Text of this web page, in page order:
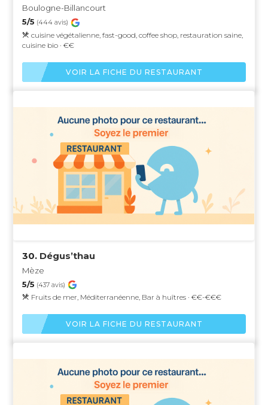
Boulogne-Billancourt
5/5 (444 avis)
cuisine végétalienne, fast-good, coffee shop, restauration saine,
cuisine bio · €€
VOIR LA FICHE DU RESTAURANT
30. Dégus’thau
Mèze
5/5 (437 avis)
Fruits de mer, Méditerranéenne, Bar à huîtres · €€-€€€
VOIR LA FICHE DU RESTAURANT